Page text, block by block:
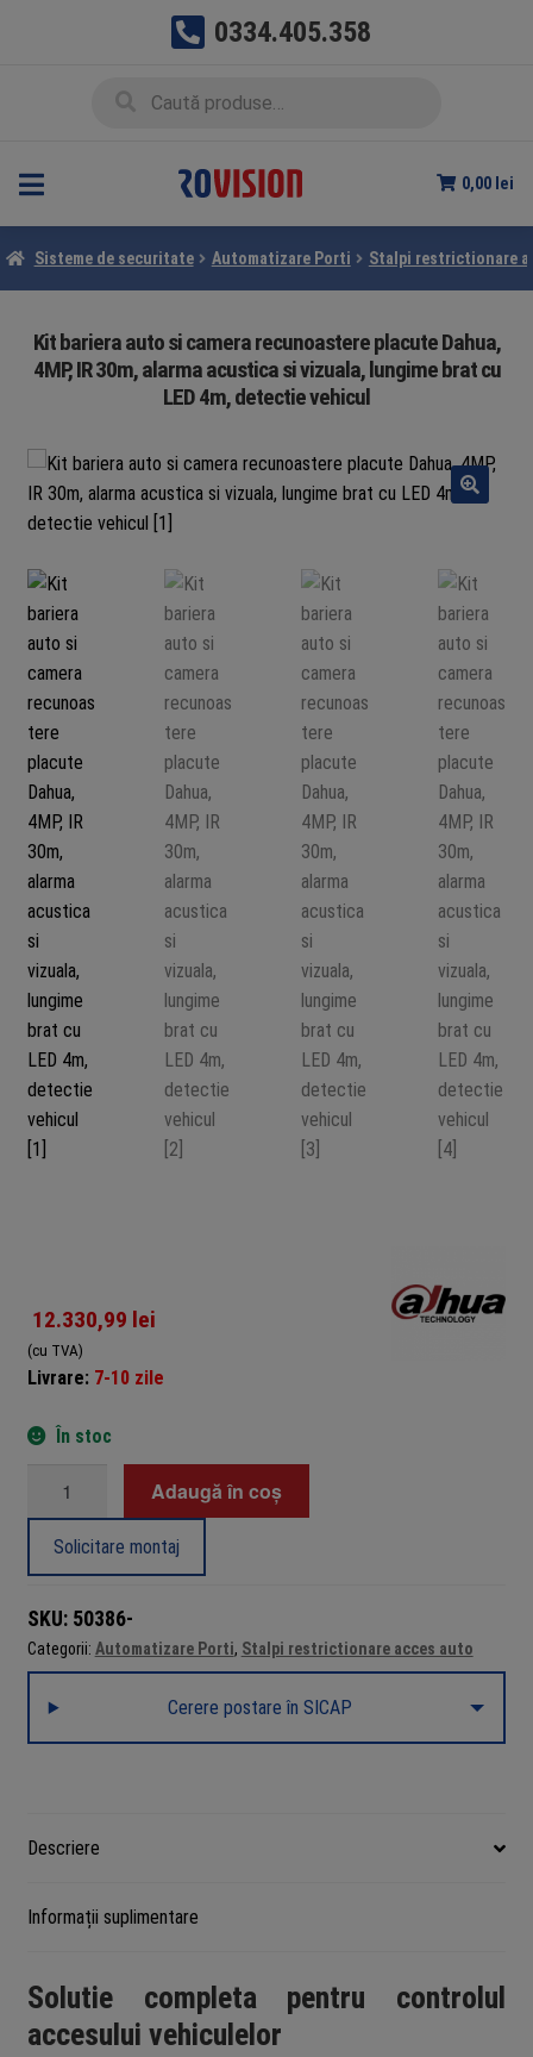
0334.405.358
0,00 lei
Sisteme de securitate Automatizare Porti Stalpi restrictionare
Kit bariera auto si camera recunoastere placute Dahua,
4MP, IR 30m, alarma acustica si vizuala, lungime brat cu
LED 4m, detectie vehicul
12.330,99 lei
(cu TVA)
Livrare: 7-10 zile
În stoc
bariera
camera
recunoastere
Dahua,
4MP,
alarma
vizuala,
brat
cu
LED
Adaugă în coș
Solicitare montaj
SKU: 50386-
Categorii: Automatizare Porti, Stalpi restrictionare acces auto
Cerere postare în SICAP
Descriere
Informații suplimentare
Solutie completa pentru controlul
accesului vehiculelor